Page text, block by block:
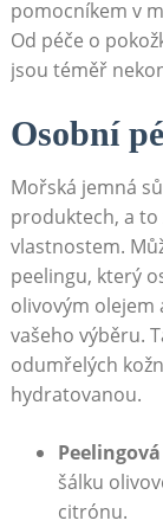
pomocníkem v
Od péče o
jsou téměř
Osobní
Mořská jemná
produktech, a to
vlastnostem.
peelingu, který
olivovým olejem
vašeho výběru.
odumřelých
hydratovanou.
šálku
citrónu.